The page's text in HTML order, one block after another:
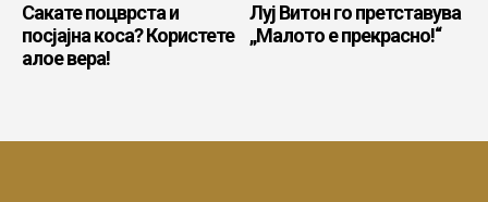
Сакате поцврста и
посјајна коса? Користете
алое вера!
Луј Витон го претставува
„Малото е прекрасно!“